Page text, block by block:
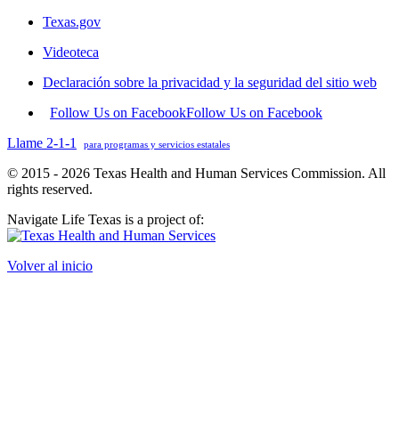
Texas.gov
Videoteca
Declaración sobre la privacidad y la seguridad del sitio web
Follow Us on FacebookFollow Us on Facebook
Llame 2-1-1
para programas y servicios estatales
© 2015 - 2026 Texas Health and Human Services Commission. All
rights reserved.
Navigate Life Texas is a project of:
Volver al inicio